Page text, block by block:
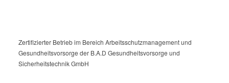
Zertifizierter Betrieb im Bereich Arbeitsschutzmanagement und
Gesundheitsvorsorge der B.A.D Gesundheitsvorsorge und
Sicherheitstechnik GmbH